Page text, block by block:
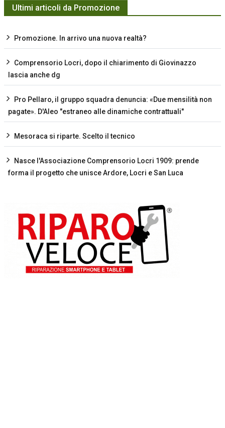
Ultimi articoli da Promozione
Promozione. In arrivo una nuova realtà?
Comprensorio Locri, dopo il chiarimento di Giovinazzo
lascia anche dg
Pro Pellaro, il gruppo squadra denuncia: «Due mensilità non
pagate». D'Aleo "estraneo alle dinamiche contrattuali"
Mesoraca si riparte. Scelto il tecnico
Nasce l'Associazione Comprensorio Locri 1909: prende
forma il progetto che unisce Ardore, Locri e San Luca